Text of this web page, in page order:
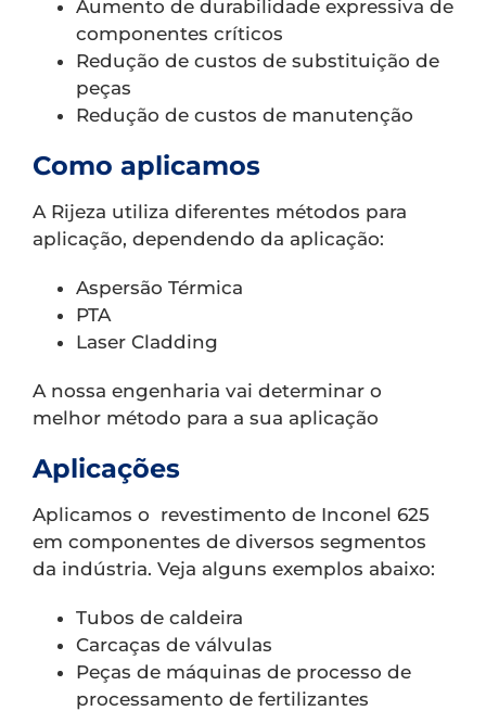
Aumento de durabilidade expressiva de
componentes críticos
Redução de custos de substituição de
peças
Redução de custos de manutenção
Como aplicamos
A Rijeza utiliza diferentes métodos para
aplicação, dependendo da aplicação:
Aspersão Térmica
PTA
Laser Cladding
A nossa engenharia vai determinar o
melhor método para a sua aplicação
Aplicações
Aplicamos o revestimento de Inconel 625
em componentes de diversos segmentos
da indústria. Veja alguns exemplos abaixo:
Tubos de caldeira
Carcaças de válvulas
Peças de máquinas de processo de
processamento de fertilizantes